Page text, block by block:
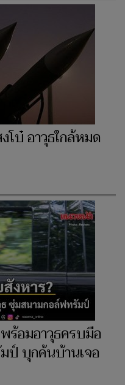
บ๋ อาวุธใกล้หมด
ร้อมอาวุธครบมือ
ป์ บุกค้นบ้านเจอ